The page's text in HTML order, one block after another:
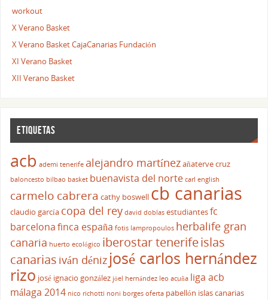
workout
X Verano Basket
X Verano Basket CajaCanarias Fundación
XI Verano Basket
XII Verano Basket
ETIQUETAS
acb ademi tenerife alejandro martínezañaterve cruz
baloncesto bilbao basket buenavista del norte carl english
carmelo cabrera cathy boswell cb canarias
claudio garcía copa del rey david doblas estudiantesfc
barcelonafinca españa fotis lampropoulos herbalife gran
canaria huerto ecológico iberostar tenerifeislas
canarias iván déniz josé carlos hernández
rizo josé ignacio gonzález jöel hernández leo acuña liga acb
málaga 2014 nico richotti noni borges oferta pabellón islas canarias